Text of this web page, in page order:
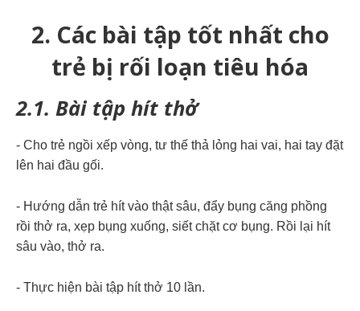
2. Các bài tập tốt nhất cho
trẻ bị rối loạn tiêu hóa
2.1. Bài tập hít thở
- Cho trẻ ngồi xếp vòng, tư thế thả lỏng hai vai, hai tay đặt
lên hai đầu gối.
- Hướng dẫn trẻ hít vào thật sâu, đẩy bụng căng phồng
rồi thở ra, xẹp bụng xuống, siết chặt cơ bụng. Rồi lại hít
sâu vào, thở ra.
- Thực hiện bài tập hít thở 10 lần.